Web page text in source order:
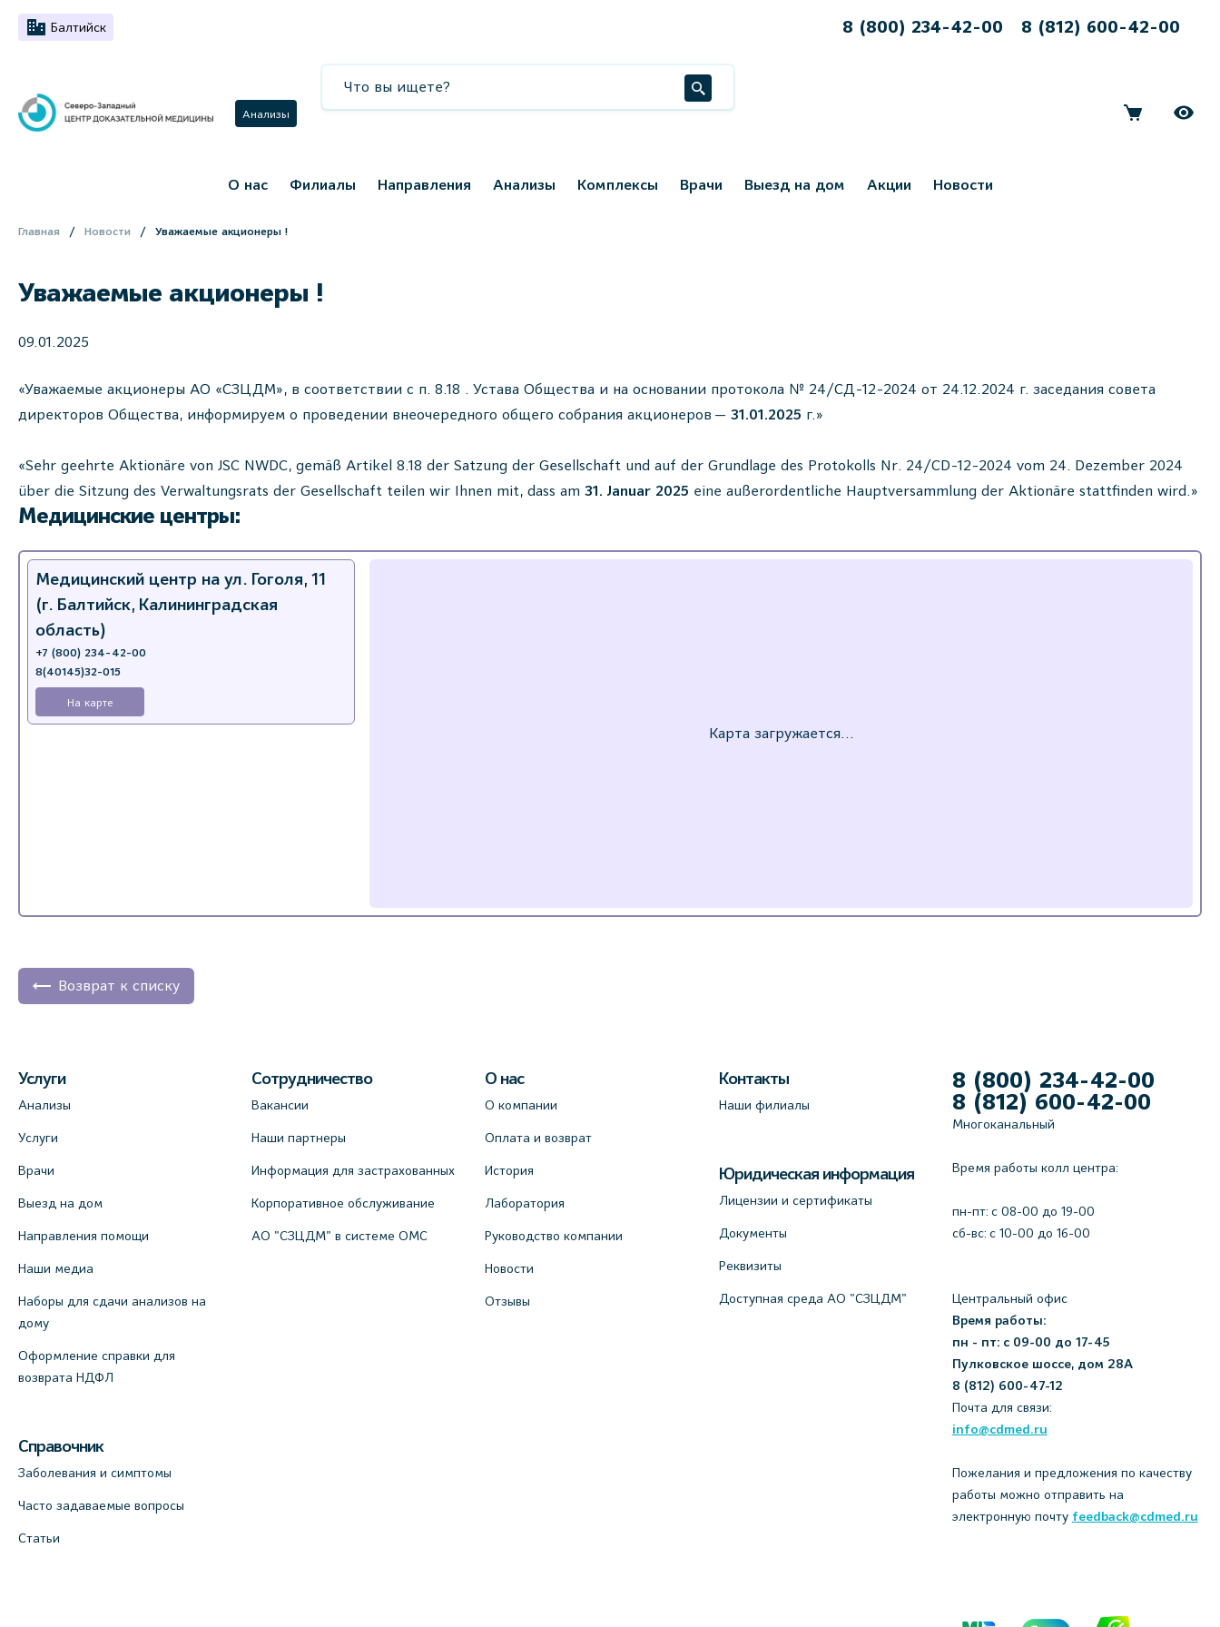
Балтийск 8 (800) 234-42-00 8 (812) 600-42-00
Анализы
О нас Филиалы Направления Анализы Комплексы Врачи Выезд на дом Акции Новости
Главная Новости Уважаемые акционеры !
Уважаемые акционеры !
09.01.2025
«Уважаемые акционеры АО «СЗЦДМ», в соответствии с п. 8.18 . Устава Общества и на основании протокола № 24/СД-12-2024 от 24.12.2024 г. заседания совета
директоров Общества, информируем о проведении внеочередного общего собрания акционеров — 31.01.2025 г.»
«Sehr geehrte Aktionäre von JSC NWDC, gemäß Artikel 8.18 der Satzung der Gesellschaft und auf der Grundlage des Protokolls Nr. 24/CD-12-2024 vom 24. Dezember 2024
über die Sitzung des Verwaltungsrats der Gesellschaft teilen wir Ihnen mit, dass am 31. Januar 2025 eine außerordentliche Hauptversammlung der Aktionäre stattfinden wird.»
Медицинские центры:
Медицинский центр на ул. Гоголя, 11
(г. Балтийск, Калининградская
область)
+7 (800) 234-42-00
8(40145)32-015
На карте
Возврат к списку
Услуги
Анализы
Услуги
Врачи
Выезд на дом
Направления помощи
Наши медиа
Наборы для сдачи анализов на
дому
Оформление справки для
возврата НДФЛ
Справочник
Заболевания и симптомы
Часто задаваемые вопросы
Статьи
Сотрудничество
Вакансии
Наши партнеры
Информация для застрахованных
Корпоративное обслуживание
АО "СЗЦДМ" в системе ОМС
О нас
О компании
Оплата и возврат
История
Лаборатория
Руководство компании
Новости
Отзывы
Контакты
Наши филиалы
Юридическая информация
Лицензии и сертификаты
Документы
Реквизиты
Доступная среда АО "СЗЦДМ"
8 (800) 234-42-00
8 (812) 600-42-00
Многоканальный
Время работы колл центра:
пн-пт: c 08-00 до 19-00
сб-вс: с 10-00 до 16-00
Центральный офис
Время работы:
пн - пт: с 09-00 до 17-45
Пулковское шоссе, дом 28А
8 (812) 600-47-12
Почта для связи:
info@cdmed.ru
Пожелания и предложения по качеству
работы можно отправить на
электронную почту feedback@cdmed.ru